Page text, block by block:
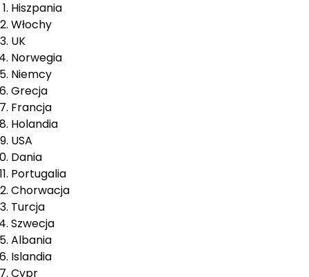
Hiszpania
Włochy
UK
Norwegia
Niemcy
Grecja
Francja
Holandia
USA
Dania
Portugalia
Chorwacja
Turcja
Szwecja
Albania
Islandia
Cypr